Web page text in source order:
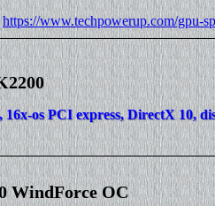
https://www.techpowerup.com/gpu-
16x-os PCI express, DirectX 10,
WindForce OC